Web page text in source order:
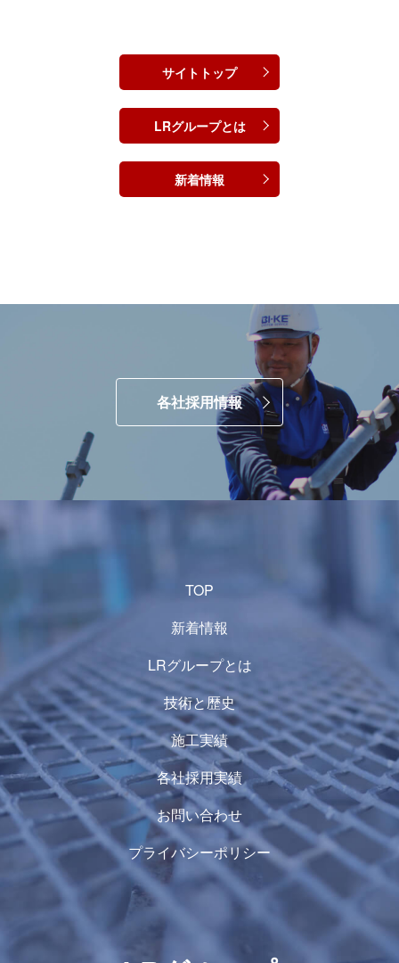
サイトトップ
LRグループとは
新着情報
各社採用情報
TOP
新着情報
LRグループとは
技術と歴史
施工実績
各社採用実績
お問い合わせ
プライバシーポリシー